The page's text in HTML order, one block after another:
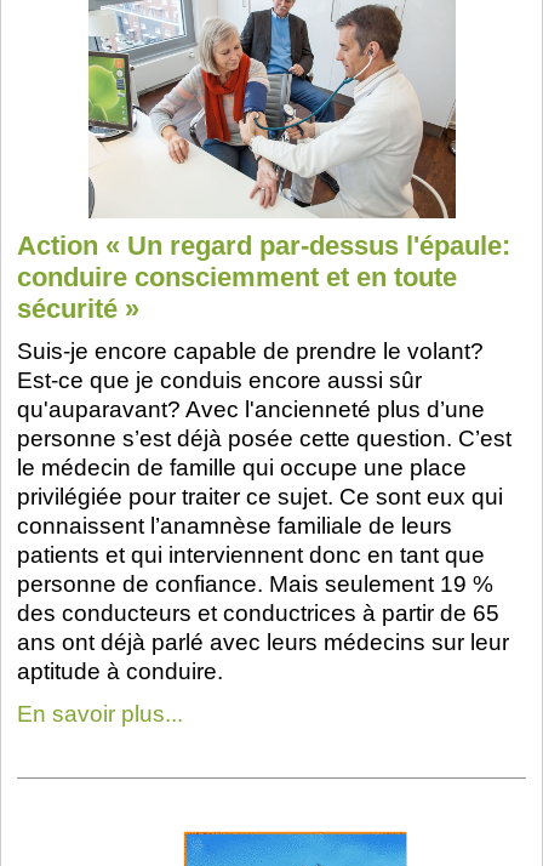
Action « Un regard par-dessus l'épaule:
conduire consciemment et en toute
sécurité »
Suis-je encore capable de prendre le volant?
Est-ce que je conduis encore aussi sûr
qu'auparavant? Avec l'ancienneté plus d’une
personne s’est déjà posée cette question. C’est
le médecin de famille qui occupe une place
privilégiée pour traiter ce sujet. Ce sont eux qui
connaissent l’anamnèse familiale de leurs
patients et qui interviennent donc en tant que
personne de confiance. Mais seulement 19 %
des conducteurs et conductrices à partir de 65
ans ont déjà parlé avec leurs médecins sur leur
aptitude à conduire.
En savoir plus...